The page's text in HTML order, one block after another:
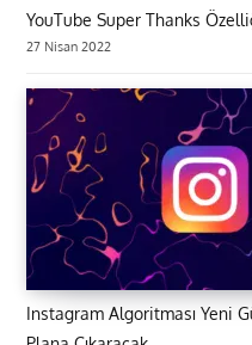
YouTube Super Thanks
27 Nisan 2022
Instagram Algoritması Yeni